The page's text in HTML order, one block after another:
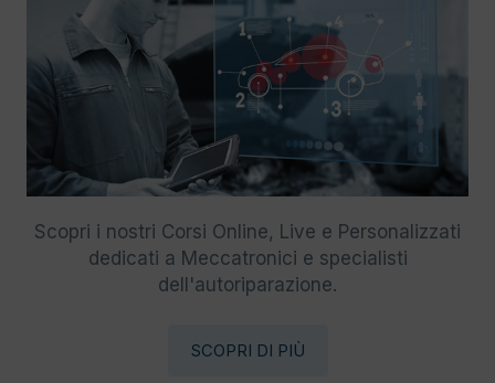
Scopri i nostri Corsi Online, Live e Personalizzati
dedicati a Meccatronici e specialisti
dell'autoriparazione.
SCOPRI DI PIÙ